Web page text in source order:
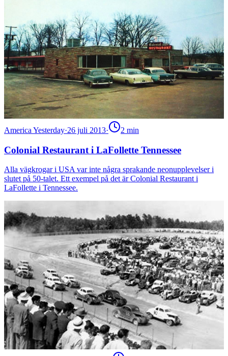
America Yesterday·26 juli 2013· 2 min
Colonial Restaurant i LaFollette Tennessee
Alla vägkrogar i USA var inte några sprakande neonupplevelser i
slutet på 50-talet. Ett exempel på det är Colonial Restaurant i
LaFollette i Tennessee.